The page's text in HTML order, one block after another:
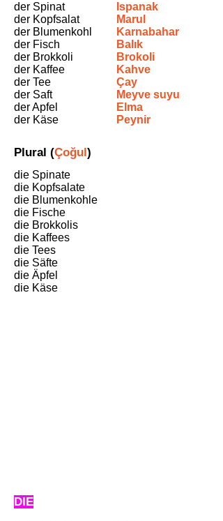
der Spinat
der Kopfsalat
der Blumenkohl
der Fisch
der Brokkoli
der Kaffee
der Tee
der Saft
der Apfel
der Käse
Ispanak
Marul
Karnabahar
Balık
Brokoli
Kahve
Çay
Meyve suyu
Elma
Peynir
Plural (Çoğul)
die Spinate
die Kopfsalate
die Blumenkohle
die Fische
die Brokkolis
die Kaffees
die Tees
die Säfte
die Äpfel
die Käse
DIE